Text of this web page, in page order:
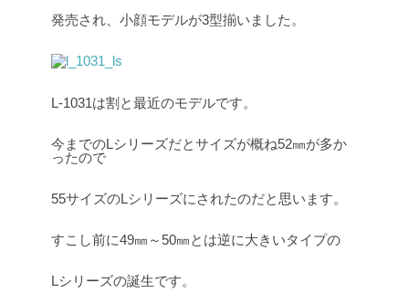
発売され、小顔モデルが3型揃いました。
L-1031は割と最近のモデルです。
今までのLシリーズだとサイズが概ね52㎜が多か
ったので
55サイズのLシリーズにされたのだと思います。
すこし前に49㎜～50㎜とは逆に大きいタイプの
Lシリーズの誕生です。